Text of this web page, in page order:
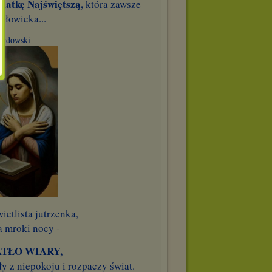
Matkę Najświętszą,która zawsze
jutrzenka,
mroki nocy -
WIARY,
z niepokoju i rozpaczy świat.